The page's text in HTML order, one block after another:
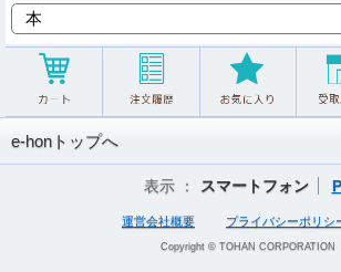
e-honトップへ
表示 ： スマートフォン
運営会社概要 プライバシーポリシ
Copyright © TOHAN CORPORATION